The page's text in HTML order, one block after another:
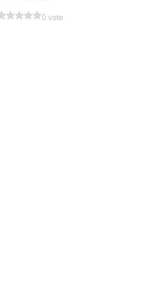
0 vote